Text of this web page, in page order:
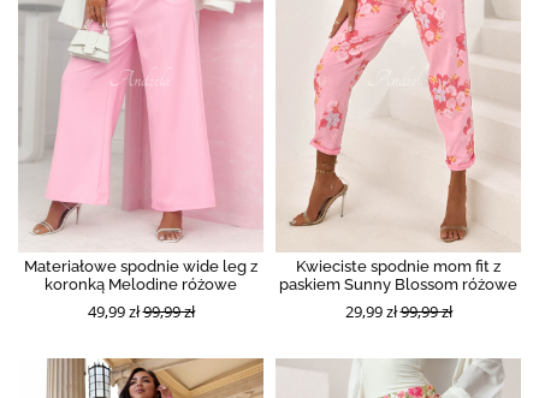
Materiałowe spodnie wide leg z
koronką Melodine różowe
49,99 zł99,99 zł
Kwieciste spodnie mom fit z
paskiem Sunny Blossom różowe
29,99 zł99,99 zł